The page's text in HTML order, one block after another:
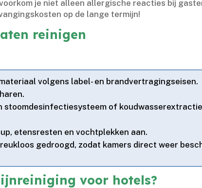
je niet alleen allergische reacties bij
op de lange termijn!
reinigen
volgens label- en brandvertragingseisen.​
stoomdesinfectiesysteem of
etensresten en vochtplekken aan.​
gedroogd, zodat kamers direct weer
voor hotels?